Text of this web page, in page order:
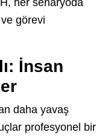
her senaryoda
görevi
İnsan
daha yavaş
profesyonel bir